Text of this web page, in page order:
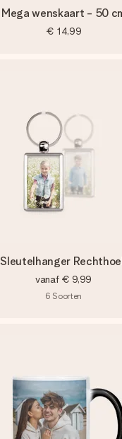
Mega wenskaart - 50
€ 14,99
Sleutelhanger
vanaf € 9,99
6 Soorten